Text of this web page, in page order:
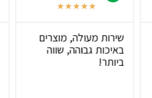
★
★
★
★
★
שירות מעולה, מוצרים
באיכות גבוהה, שווה
ביותר!